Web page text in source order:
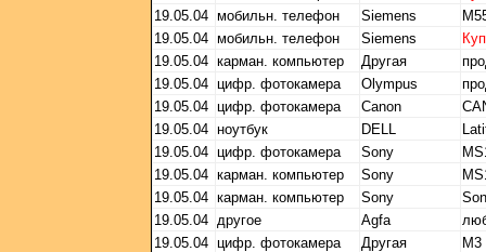
19.05.04 мобильн. телефон Siemens
19.05.04 мобильн. телефон Siemens
19.05.04 карман. компьютер Другая
19.05.04 цифр. фотокамера Olympus
19.05.04 цифр. фотокамера Canon
19.05.04 ноутбук DELL
19.05.04 цифр. фотокамера Sony
19.05.04 карман. компьютер Sony
19.05.04 карман. компьютер Sony
19.05.04 другое Agfa
19.05.04 цифр. фотокамера Другая
M3